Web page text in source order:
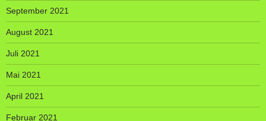
September 2021
August 2021
Juli 2021
Mai 2021
April 2021
Februar 2021